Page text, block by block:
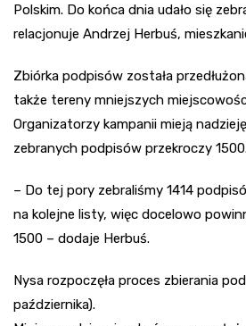
Polskim. Do końca dnia udało się
relacjonuje Andrzej Herbuś,
Zbiórka podpisów została
także tereny mniejszych
Organizatorzy kampanii mieją
zebranych podpisów przekroczy 1500.
– Do tej pory zebraliśmy 1414
na kolejne listy, więc docelowo
1500 – dodaje Herbuś.
Nysa rozpoczęła proces zbierania
października).